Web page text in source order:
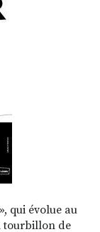
qui évolue au
tourbillon de